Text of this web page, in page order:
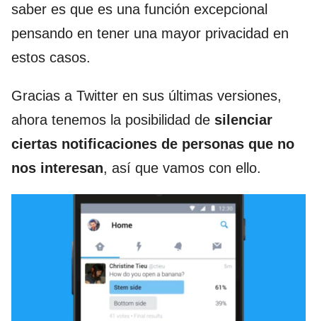
saber es que es una función excepcional
pensando en tener una mayor privacidad en
estos casos.
Gracias a Twitter en sus últimas versiones,
ahora tenemos la posibilidad de silenciar
ciertas notificaciones de personas que no
nos interesan, así que vamos con ello.